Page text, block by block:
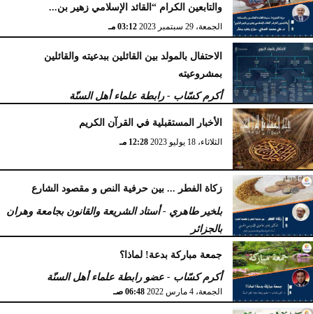
والتابعين الكرام “القائد الإسلامي زهير بن...
الجمعة، 29 سبتمبر 2023 03:12 مـ
الاحتفال بالمولد بين القائلين ببدعيته والقائلين
بمشروعيته
أكرم كسّاب - رابطة علماء أهل السنّة
الأربعاء، 27 سبتمبر 2023
الأخبار المستقبلية في القرآن الكريم
الثلاثاء، 18 يوليو 2023 12:28 مـ
زكاة الفطر ... بين حرفية النص و مقصود الشارع
بلخير طاهري - أستاد الشريعة والقانون بجامعة وهران
بالجزائر
السبت، 16 أبريل 2022 12:55 مـ
جمعة مباركة بدعة! لماذا؟
أكرم كسّاب - عضو رابطة علماء أهل السنّة
الجمعة، 4 مارس 2022 06:48 صـ